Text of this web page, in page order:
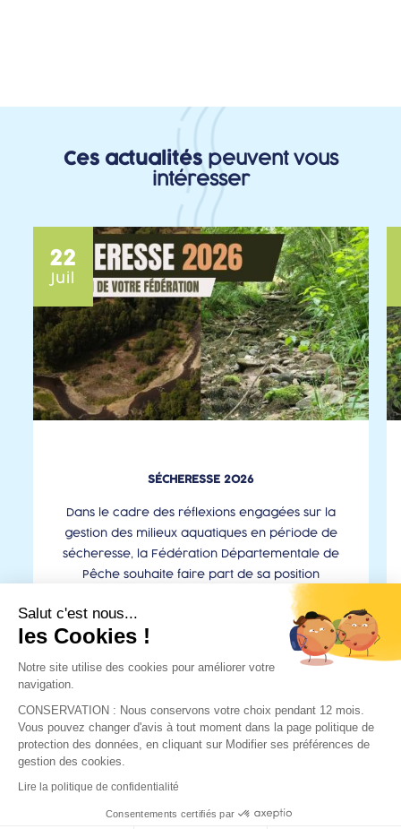
Salut c'est nous...
les Cookies !
Notre site utilise des cookies pour améliorer votre
navigation.
CONSERVATION : Nous conservons votre choix pendant 12 mois.
Vous pouvez changer d'avis à tout moment dans la page politique de
protection des données, en cliquant sur Modifier ses préférences de
gestion des cookies.
Lire la politique de confidentialité
Consentements certifiés par
Ces actualitéspeuvent vous
intéresser
22
Juil
SÉCHERESSE 2026
Dans le cadre des réflexions engagées sur la
gestion des milieux aquatiques en période de
sécheresse, la Fédération Départementale de
Pêche souhaite faire part de sa position
14 allée des eaux et forêts
Site de Marmilhat Sud
63370 LEMPDES
04.73.92.56.29